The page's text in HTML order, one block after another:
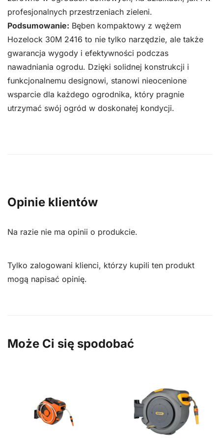
profesjonalnych przestrzeniach zieleni.
Podsumowanie: Bęben kompaktowy z wężem
Hozelock 30M 2416 to nie tylko narzędzie, ale także
gwarancja wygody i efektywności podczas
nawadniania ogrodu. Dzięki solidnej konstrukcji i
funkcjonalnemu designowi, stanowi nieocenione
wsparcie dla każdego ogrodnika, który pragnie
utrzymać swój ogród w doskonałej kondycji.
Opinie klientów
Na razie nie ma opinii o produkcie.
Tylko zalogowani klienci, którzy kupili ten produkt
mogą napisać opinię.
Może Ci się spodobać